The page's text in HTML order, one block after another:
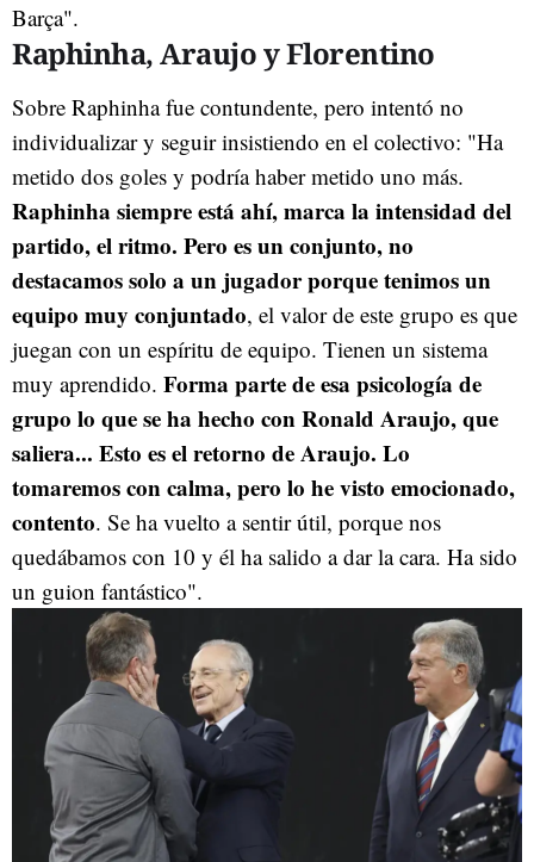
Barça".
Raphinha, Araujo y Florentino
Sobre Raphinha fue contundente, pero intentó no
individualizar y seguir insistiendo en el colectivo: "Ha
metido dos goles y podría haber metido uno más.
Raphinha siempre está ahí, marca la intensidad del
partido, el ritmo. Pero es un conjunto, no
destacamos solo a un jugador porque tenimos un
equipo muy conjuntado, el valor de este grupo es que
juegan con un espíritu de equipo. Tienen un sistema
muy aprendido. Forma parte de esa psicología de
grupo lo que se ha hecho con Ronald Araujo, que
saliera... Esto es el retorno de Araujo. Lo
tomaremos con calma, pero lo he visto emocionado,
contento. Se ha vuelto a sentir útil, porque nos
quedábamos con 10 y él ha salido a dar la cara. Ha sido
un guion fantástico".